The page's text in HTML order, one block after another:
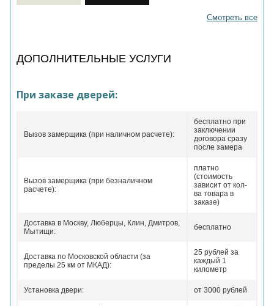
Смотреть все
ДОПОЛНИТЕЛЬНЫЕ УСЛУГИ
При заказе дверей:
Вызов замерщика (при наличном расчете):
бесплатно при
заключении
договора сразу
после замера
Вызов замерщика (при безналичном
расчете):
платно
(стоимость
зависит от кол-
ва товара в
заказе)
Доставка в Москву, Люберцы, Клин, Дмитров,
Мытищи:
бесплатно
Доставка по Московской области (за
пределы 25 км от МКАД):
25 рублей за
каждый 1
километр
Установка двери: от 3000 рублей